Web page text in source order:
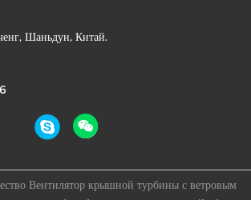
Шаньдун, Китай.
Вентилятор крышной турбины с ветровым